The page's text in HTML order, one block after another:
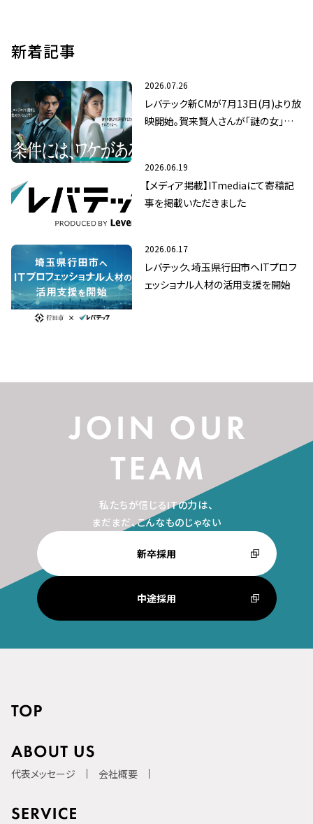
新着記事
2026.07.26
レバテック新CMが7月13日(月)より放
映開始。賀来賢人さんが「謎の女」八
2026.06.19
【メディア掲載】ITmediaにて寄稿記
事を掲載いただきました
2026.06.17
レバテック、埼玉県行田市へITプロフ
ェッショナル人材の活用支援を開始
私たちが信じるITの力は、
まだまだ、こんなものじゃない
新卒採用
中途採用
代表メッセージ 会社概要